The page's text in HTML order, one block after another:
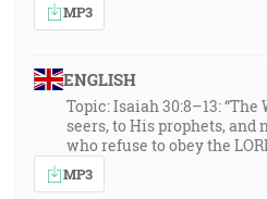
MP3
ENGLISH
Topic: Isaiah 30:8–13: “The
seers, to His prophets, and
who refuse to obey the
MP3